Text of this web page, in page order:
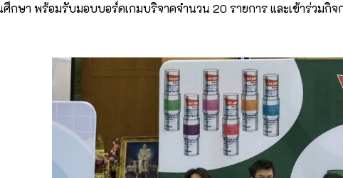
กษา พร้อมรับมอบบอร์ดเกมบริจาคจำนวน 20 รายการ และเข้าร่วมกิ